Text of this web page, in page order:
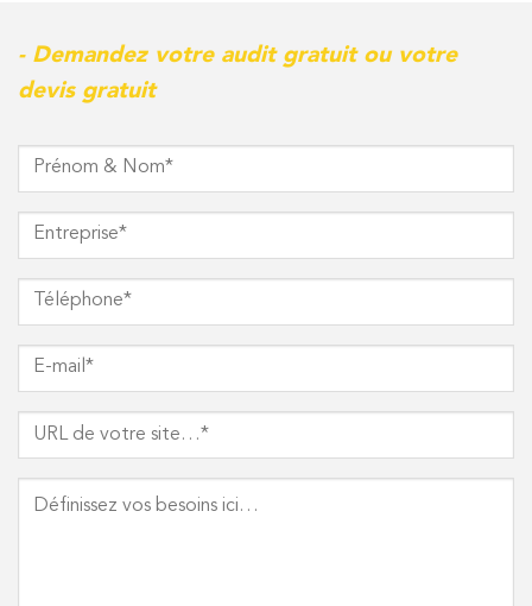
- Demandez votre audit gratuit ou votre
devis gratuit